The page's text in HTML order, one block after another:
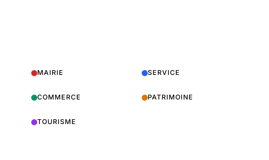
MAIRIE SERVICE
COMMERCE PATRIMOINE
TOURISME